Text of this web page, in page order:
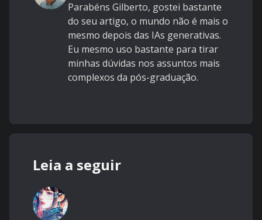
Parabéns Gilberto, gostei bastante
do seu artigo, o mundo não é mais o
mesmo depois das IAs generativas.
Eu mesmo uso bastante para tirar
minhas dúvidas nos assuntos mais
complexos da pós-graduação.
Leia a seguir